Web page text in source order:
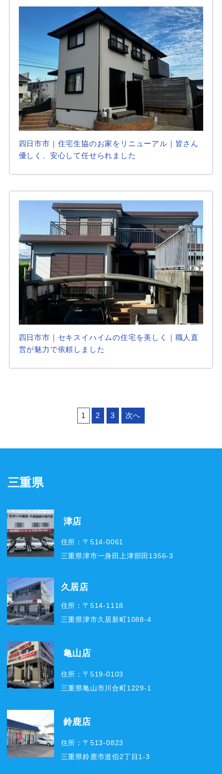
四日市市｜住宅生協のお家をリニューアル｜皆さん
優しく、安心して任せられました
四日市市｜セキスイハイムの住宅を美しく｜職人直
営が魅力で依頼しました
1 2 3 次へ
三重県
津店
住所：〒514-0061
三重県津市一身田上津部田1356-3
久居店
住所：〒514-1118
三重県津市久居新町1088-4
亀山店
住所：〒519-0103
三重県亀山市川合町1229-1
鈴鹿店
住所：〒513-0823
三重県鈴鹿市道伯2丁目1-3